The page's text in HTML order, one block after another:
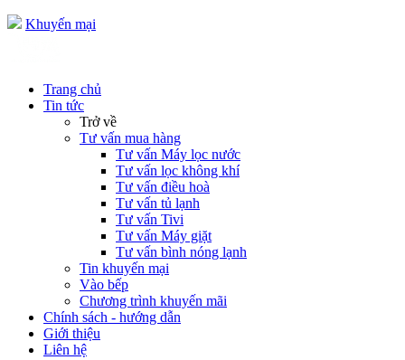
Khuyến mại
Trang chủ
Tin tức
Trở về
Tư vấn mua hàng
Tư vấn Máy lọc nước
Tư vấn lọc không khí
Tư vấn điều hoà
Tư vấn tủ lạnh
Tư vấn Tivi
Tư vấn Máy giặt
Tư vấn bình nóng lạnh
Tin khuyến mại
Vào bếp
Chương trình khuyến mãi
Chính sách - hướng dẫn
Giới thiệu
Liên hệ